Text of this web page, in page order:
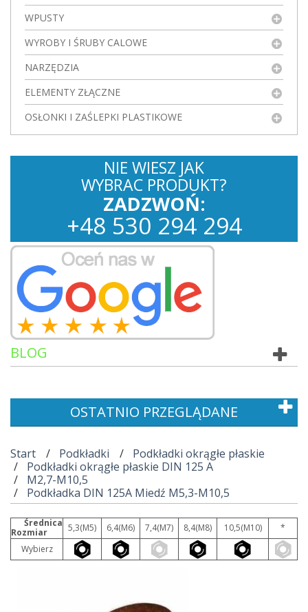
WPUSTY
WYROBY I ŚRUBY CALOWE
NARZĘDZIA
ELEMENTY ZŁĄCZNE
OSŁONKI I ZAŚLEPKI PLASTIKOWE
NIE WIESZ JAK
WYBRAC PRODUKT?
ZADZWOŃ:
+48 530 294 294
BLOG
OSTATNIO PRZEGLĄDANE
Start Podkładki
Podkładki okrągłe płaskie
Podkładki okrągłe płaskie DIN 125 A
M2,7-M10,5
Podkładka DIN 125A Miedź M5,3-M10,5
Średnica
Rozmiar
5,3(M5) 6,4(M6) 7,4(M7) 8,4(M8) 10,5(M10)
*
Wybierz